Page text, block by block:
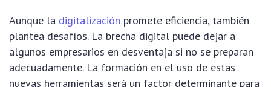
Aunque la digitalización promete eficiencia, también
plantea desafíos. La brecha digital puede dejar a
algunos empresarios en desventaja si no se preparan
adecuadamente. La formación en el uso de estas
nuevas herramientas será un factor determinante para